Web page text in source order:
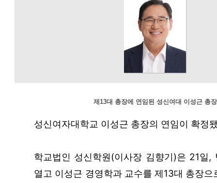
제13대 총장에 연임된 성신여대 이성근 총장
성신여자대학교 이성근 총장의 연임이 확정
학교법인 성신학원(이사장 김향기)은 21일
열고 이성근 경영학과 교수를 제13대 총장으